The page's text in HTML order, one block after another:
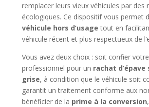
remplacer leurs vieux véhicules par des
écologiques. Ce dispositif vous permet
véhicule hors d’usage tout en
véhicule récent et plus respectueux de
Vous avez deux choix : soit confier
professionnel pour un rachat
grise, à condition que le véhicule soit
garantit un traitement conforme aux
bénéficier de la prime à la conversion